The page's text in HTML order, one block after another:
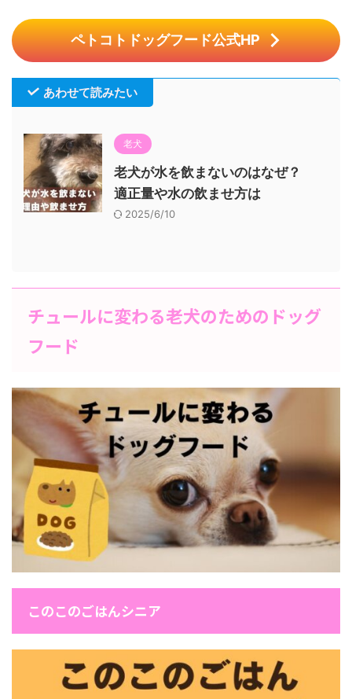
ペトコトドッグフード公式HP
あわせて読みたい
老犬
老犬が水を飲まないのはなぜ？
適正量や水の飲ませ方は
2025/6/10
チュールに変わる老犬のためのドッグ
フード
このこのごはんシニア